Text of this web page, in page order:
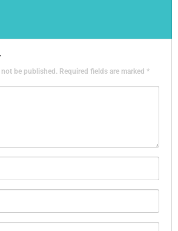
be published. Required fields are marked *